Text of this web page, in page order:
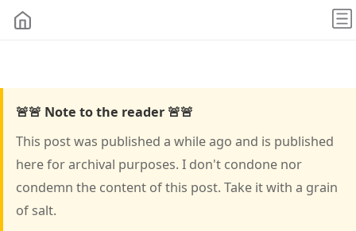
🚨🚨 Note to the reader 🚨🚨
This post was published a while ago and is published
here for archival purposes. I don't condone nor
condemn the content of this post. Take it with a grain
of salt.